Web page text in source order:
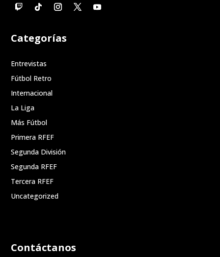
Categorías
Entrevistas
Fútbol Retro
Internacional
La Liga
Más Fútbol
Primera RFEF
Segunda División
Segunda RFEF
Tercera RFEF
Uncategorized
Contáctanos